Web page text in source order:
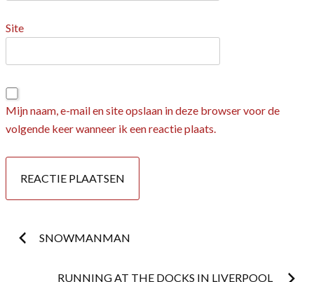
Site
Mijn naam, e-mail en site opslaan in deze browser voor de
volgende keer wanneer ik een reactie plaats.
Postnavigatie
SNOWMANMAN
RUNNING AT THE DOCKS IN LIVERPOOL